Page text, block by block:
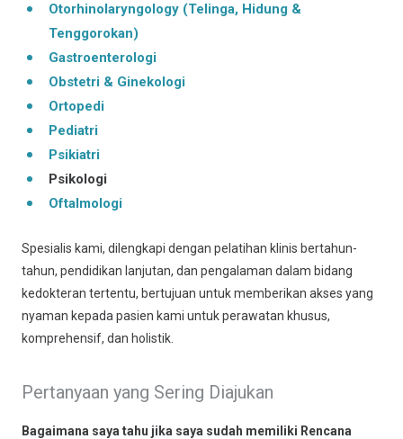
Otorhinolaryngology (Telinga, Hidung &
Tenggorokan)
Gastroenterologi
Obstetri & Ginekologi
Ortopedi
Pediatri
Psikiatri
Psikologi
Oftalmologi
Spesialis kami, dilengkapi dengan pelatihan klinis bertahun-
tahun, pendidikan lanjutan, dan pengalaman dalam bidang
kedokteran tertentu, bertujuan untuk memberikan akses yang
nyaman kepada pasien kami untuk perawatan khusus,
komprehensif, dan holistik.
Pertanyaan yang Sering Diajukan
Bagaimana saya tahu jika saya sudah memiliki Rencana